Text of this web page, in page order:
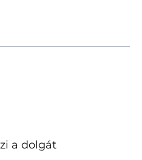
besorolásával
a dolgát